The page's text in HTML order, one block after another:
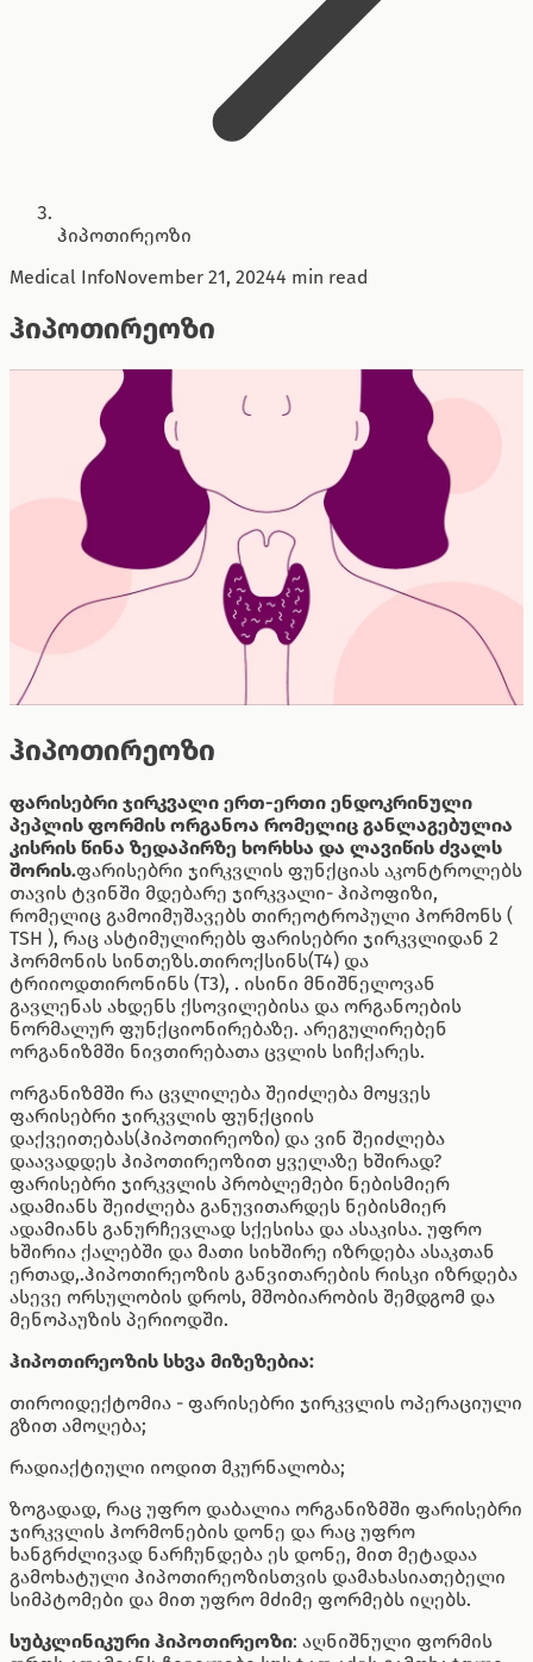
ჰიპოთირეოზი
Medical InfoNovember 21, 20244 min read
ჰიპოთირეოზი
ჰიპოთირეოზი
ფარისებრი ჯირკვალი ერთ-ერთი ენდოკრინული
პეპლის ფორმის ორგანოა რომელიც განლაგებულია
კისრის წინა ზედაპირზე ხორხსა და ლავიწის ძვალს
შორის.ფარისებრი ჯირკვლის ფუნქციას აკონტროლებს
თავის ტვინში მდებარე ჯირკვალი- ჰიპოფიზი,
რომელიც გამოიმუშავებს თირეოტროპული ჰორმონს (
TSH ), რაც ასტიმულირებს ფარისებრი ჯირკვლიდან 2
ჰორმონის სინთეზს.თიროქსინს(T4) და
ტრიიოდთირონინს (T3), . ისინი მნიშნელოვან
გავლენას ახდენს ქსოვილებისა და ორგანოების
ნორმალურ ფუნქციონირებაზე. არეგულირებენ
ორგანიზმში ნივთირებათა ცვლის სიჩქარეს.
ორგანიზმში რა ცვლილება შეიძლება მოყვეს
ფარისებრი ჯირკვლის ფუნქციის
დაქვეითებას(ჰიპოთირეოზი) და ვინ შეიძლება
დაავადდეს ჰიპოთირეოზით ყველაზე ხშირად?
ფარისებრი ჯირკვლის პრობლემები ნებისმიერ
ადამიანს შეიძლება განუვითარდეს ნებისმიერ
ადამიანს განურჩევლად სქესისა და ასაკისა. უფრო
ხშირია ქალებში და მათი სიხშირე იზრდება ასაკთან
ერთად,.ჰიპოთირეოზის განვითარების რისკი იზრდება
ასევე ორსულობის დროს, მშობიარობის შემდგომ და
მენოპაუზის პერიოდში.
ჰიპოთირეოზის სხვა მიზეზებია:
თიროიდექტომია - ფარისებრი ჯირკვლის ოპერაციული
გზით ამოღება;
რადიაქტიული იოდით მკურნალობა;
ზოგადად, რაც უფრო დაბალია ორგანიზმში ფარისებრი
ჯირკვლის ჰორმონების დონე და რაც უფრო
ხანგრძლივად ნარჩუნდება ეს დონე, მით მეტადაა
გამოხატული ჰიპოთირეოზისთვის დამახასიათებელი
სიმპტომები და მით უფრო მძიმე ფორმებს იღებს.
სუბკლინიკური ჰიპოთირეოზი: აღნიშნული ფორმის